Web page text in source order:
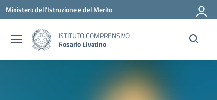
Vai ai contenuti
Vai al menu di navigazione
Vai al footer
Ministero dell'Istruzione e del Merito
ISTITUTO COMPRENSIVO
Rosario Livatino